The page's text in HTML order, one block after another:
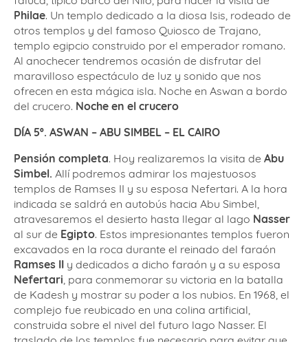
Philae. Un templo dedicado a la diosa Isis, rodeado de
otros templos y del famoso Quiosco de Trajano,
templo egipcio construido por el emperador romano.
Al anochecer tendremos ocasión de disfrutar del
maravilloso espectáculo de luz y sonido que nos
ofrecen en esta mágica isla. Noche en Aswan a bordo
del crucero. Noche en el crucero
DÍA 5º. ASWAN – ABU SIMBEL – EL CAIRO
Pensión completa. Hoy realizaremos la visita de Abu
Simbel. Allí podremos admirar los majestuosos
templos de Ramses II y su esposa Nefertari. A la hora
indicada se saldrá en autobús hacia Abu Simbel,
atravesaremos el desierto hasta llegar al lago Nasser
al sur de Egipto. Estos impresionantes templos fueron
excavados en la roca durante el reinado del faraón
Ramses II y dedicados a dicho faraón y a su esposa
Nefertari, para conmemorar su victoria en la batalla
de Kadesh y mostrar su poder a los nubios. En 1968, el
complejo fue reubicado en una colina artificial,
construida sobre el nivel del futuro lago Nasser. El